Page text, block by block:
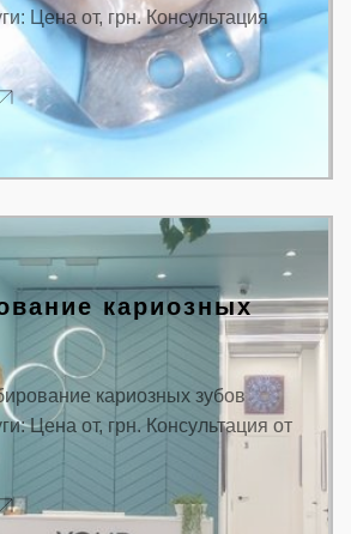
Цена от, грн. Консультация
кариозных
кариозных зубов
Цена от, грн. Консультация от